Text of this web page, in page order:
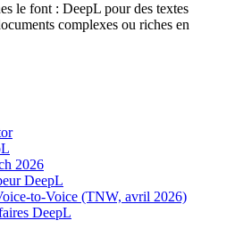
le font : DeepL pour des textes
complexes ou riches en
2026
DeepL
to-Voice (TNW, avril 2026)
DeepL